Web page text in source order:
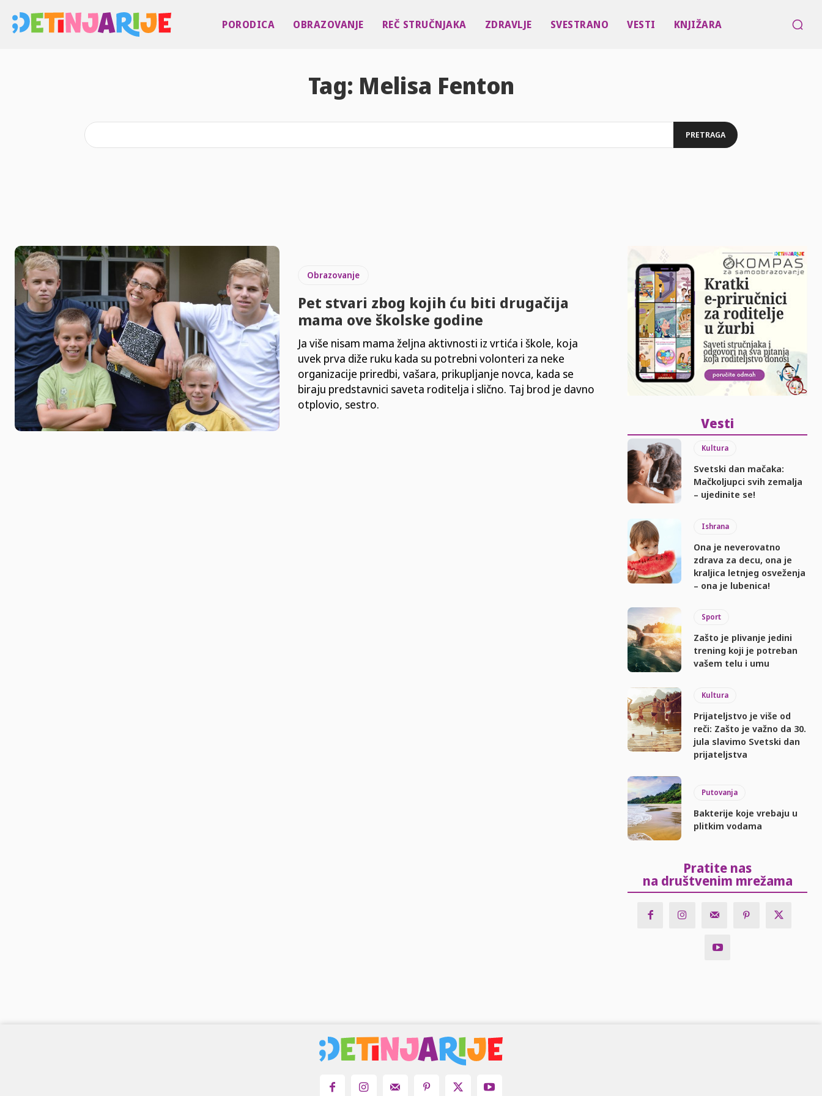
PORODICA OBRAZOVANJE REČ STRUČNJAKA ZDRAVLJE SVESTRANO VESTI KNJIŽARA
Tag: Melisa Fenton
PRETRAGA
Obrazovanje
Pet stvari zbog kojih ću biti drugačija
mama ove školske godine
Ja više nisam mama željna aktivnosti iz vrtića i škole, koja
uvek prva diže ruku kada su potrebni volonteri za neke
organizacije priredbi, vašara, prikupljanje novca, kada se
biraju predstavnici saveta roditelja i slično. Taj brod je davno
otplovio, sestro.
Vesti
Kultura
Svetski dan mačaka:
Mačkoljupci svih zemalja
– ujedinite se!
Ishrana
Ona je neverovatno
zdrava za decu, ona je
kraljica letnjeg osveženja
– ona je lubenica!
Sport
Zašto je plivanje jedini
trening koji je potreban
vašem telu i umu
Kultura
Prijateljstvo je više od
reči: Zašto je važno da 30.
jula slavimo Svetski dan
prijateljstva
Putovanja
Bakterije koje vrebaju u
plitkim vodama
Pratite nas
na društvenim mrežama